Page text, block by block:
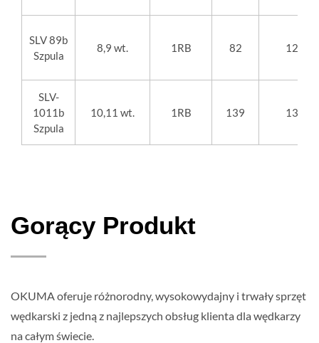
SLV 89b
Szpula
8,9 wt. 1RB 82 12
SLV-
1011b
Szpula
10,11 wt. 1RB 139 13
Gorący Produkt
OKUMA oferuje różnorodny, wysokowydajny i trwały sprzęt
wędkarski z jedną z najlepszych obsług klienta dla wędkarzy
na całym świecie.